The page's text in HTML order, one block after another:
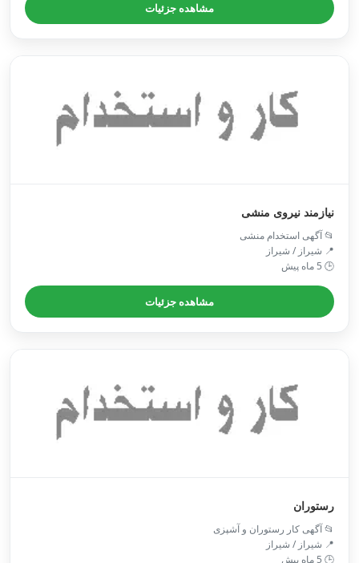
مشاهده جزئیات
نیازمند نیروی منشی
📂 آگهی استخدام منشی
📍 شیراز / شیراز
🕒 5 ماه پیش
مشاهده جزئیات
رستوران
📂 آگهی کار رستوران و آشپزی
📍 شیراز / شیراز
🕒 5 ماه پیش